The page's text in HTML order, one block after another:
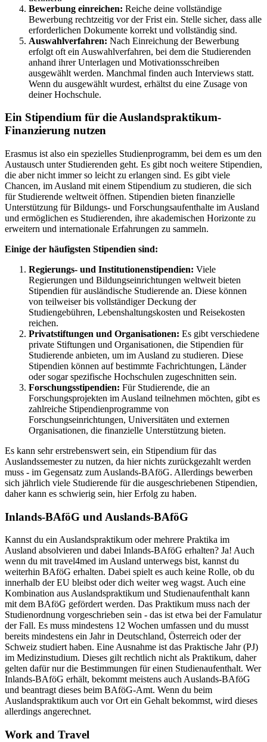
Bewerbung einreichen: Reiche deine vollständige
Bewerbung rechtzeitig vor der Frist ein. Stelle sicher, dass alle
erforderlichen Dokumente korrekt und vollständig sind.
Auswahlverfahren: Nach Einreichung der Bewerbung
erfolgt oft ein Auswahlverfahren, bei dem die Studierenden
anhand ihrer Unterlagen und Motivationsschreiben
ausgewählt werden. Manchmal finden auch Interviews statt.
Wenn du ausgewählt wurdest, erhältst du eine Zusage von
deiner Hochschule.
Ein Stipendium für die Auslandspraktikum-
Finanzierung nutzen
Erasmus ist also ein spezielles Studienprogramm, bei dem es um den
Austausch unter Studierenden geht. Es gibt noch weitere Stipendien,
die aber nicht immer so leicht zu erlangen sind. Es gibt viele
Chancen, im Ausland mit einem Stipendium zu studieren, die sich
für Studierende weltweit öffnen. Stipendien bieten finanzielle
Unterstützung für Bildungs- und Forschungsaufenthalte im Ausland
und ermöglichen es Studierenden, ihre akademischen Horizonte zu
erweitern und internationale Erfahrungen zu sammeln.
Einige der häufigsten Stipendien sind:
Regierungs- und Institutionenstipendien: Viele
Regierungen und Bildungseinrichtungen weltweit bieten
Stipendien für ausländische Studierende an. Diese können
von teilweiser bis vollständiger Deckung der
Studiengebühren, Lebenshaltungskosten und Reisekosten
reichen.
Privatstiftungen und Organisationen: Es gibt verschiedene
private Stiftungen und Organisationen, die Stipendien für
Studierende anbieten, um im Ausland zu studieren. Diese
Stipendien können auf bestimmte Fachrichtungen, Länder
oder sogar spezifische Hochschulen zugeschnitten sein.
Forschungsstipendien: Für Studierende, die an
Forschungsprojekten im Ausland teilnehmen möchten, gibt es
zahlreiche Stipendienprogramme von
Forschungseinrichtungen, Universitäten und externen
Organisationen, die finanzielle Unterstützung bieten.
Es kann sehr erstrebenswert sein, ein Stipendium für das
Auslandssemester zu nutzen, da hier nichts zurückgezahlt werden
muss - im Gegensatz zum Auslands-BAföG. Allerdings bewerben
sich jährlich viele Studierende für die ausgeschriebenen Stipendien,
daher kann es schwierig sein, hier Erfolg zu haben.
Inlands-BAföG und Auslands-BAföG
Kannst du ein Auslandspraktikum oder mehrere Praktika im
Ausland absolvieren und dabei Inlands-BAföG erhalten? Ja! Auch
wenn du mit travel4med im Ausland unterwegs bist, kannst du
weiterhin BAföG erhalten. Dabei spielt es auch keine Rolle, ob du
innerhalb der EU bleibst oder dich weiter weg wagst. Auch eine
Kombination aus Auslandspraktikum und Studienaufenthalt kann
mit dem BAföG gefördert werden. Das Praktikum muss nach der
Studienordnung vorgeschrieben sein - das ist etwa bei der Famulatur
der Fall. Es muss mindestens 12 Wochen umfassen und du musst
bereits mindestens ein Jahr in Deutschland, Österreich oder der
Schweiz studiert haben. Eine Ausnahme ist das Praktische Jahr (PJ)
im Medizinstudium. Dieses gilt rechtlich nicht als Praktikum, daher
gelten dafür nur die Bestimmungen für einen Studienaufenthalt. Wer
Inlands-BAföG erhält, bekommt meistens auch Auslands-BAföG
und beantragt dieses beim BAföG-Amt. Wenn du beim
Auslandspraktikum auch vor Ort ein Gehalt bekommst, wird dieses
allerdings angerechnet.
Work and Travel